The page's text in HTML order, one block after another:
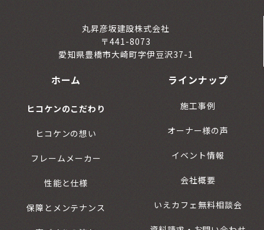
丸昇彦坂建設株式会社
〒441-8073
愛知県豊橋市大崎町字伊豆沢37-1
ホーム
ヒコケンのこだわり
ヒコケンの想い
フレームメーカー
性能と仕様
保障とメンテナンス
ラインナップ
施工事例
オーナー様の声
イベント情報
会社概要
いえカフェ無料相談会